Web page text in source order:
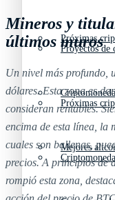
Próximas
Mejores
Proyectos de
Próximas
Mineros y
últimos muros
Un nivel más profundo,
dólares. Esta zona es
consideran rentables.
encima de esta línea, la
cuales son ballenas,
precios. A principios de
rompió esta zona,